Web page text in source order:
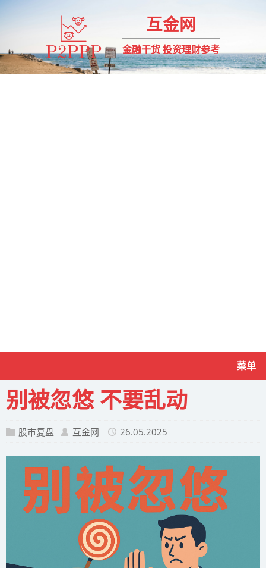
互金网
金融干货 投资理财参考
菜单
别被忽悠 不要乱动
股市复盘 互金网 26.05.2025